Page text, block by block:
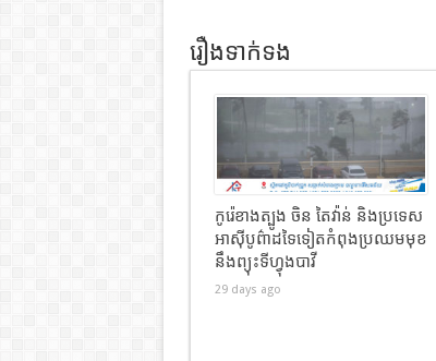
រឿងទាក់ទង
កូរ៉េខាងត្បូង ចិន តៃវ៉ាន់ និងប្រទេស
អាស៊ីបូព៌ាដទៃទៀតកំពុងប្រឈមមុខ
នឹងព្យុះទីហ្វុងបាវី
29 days ago